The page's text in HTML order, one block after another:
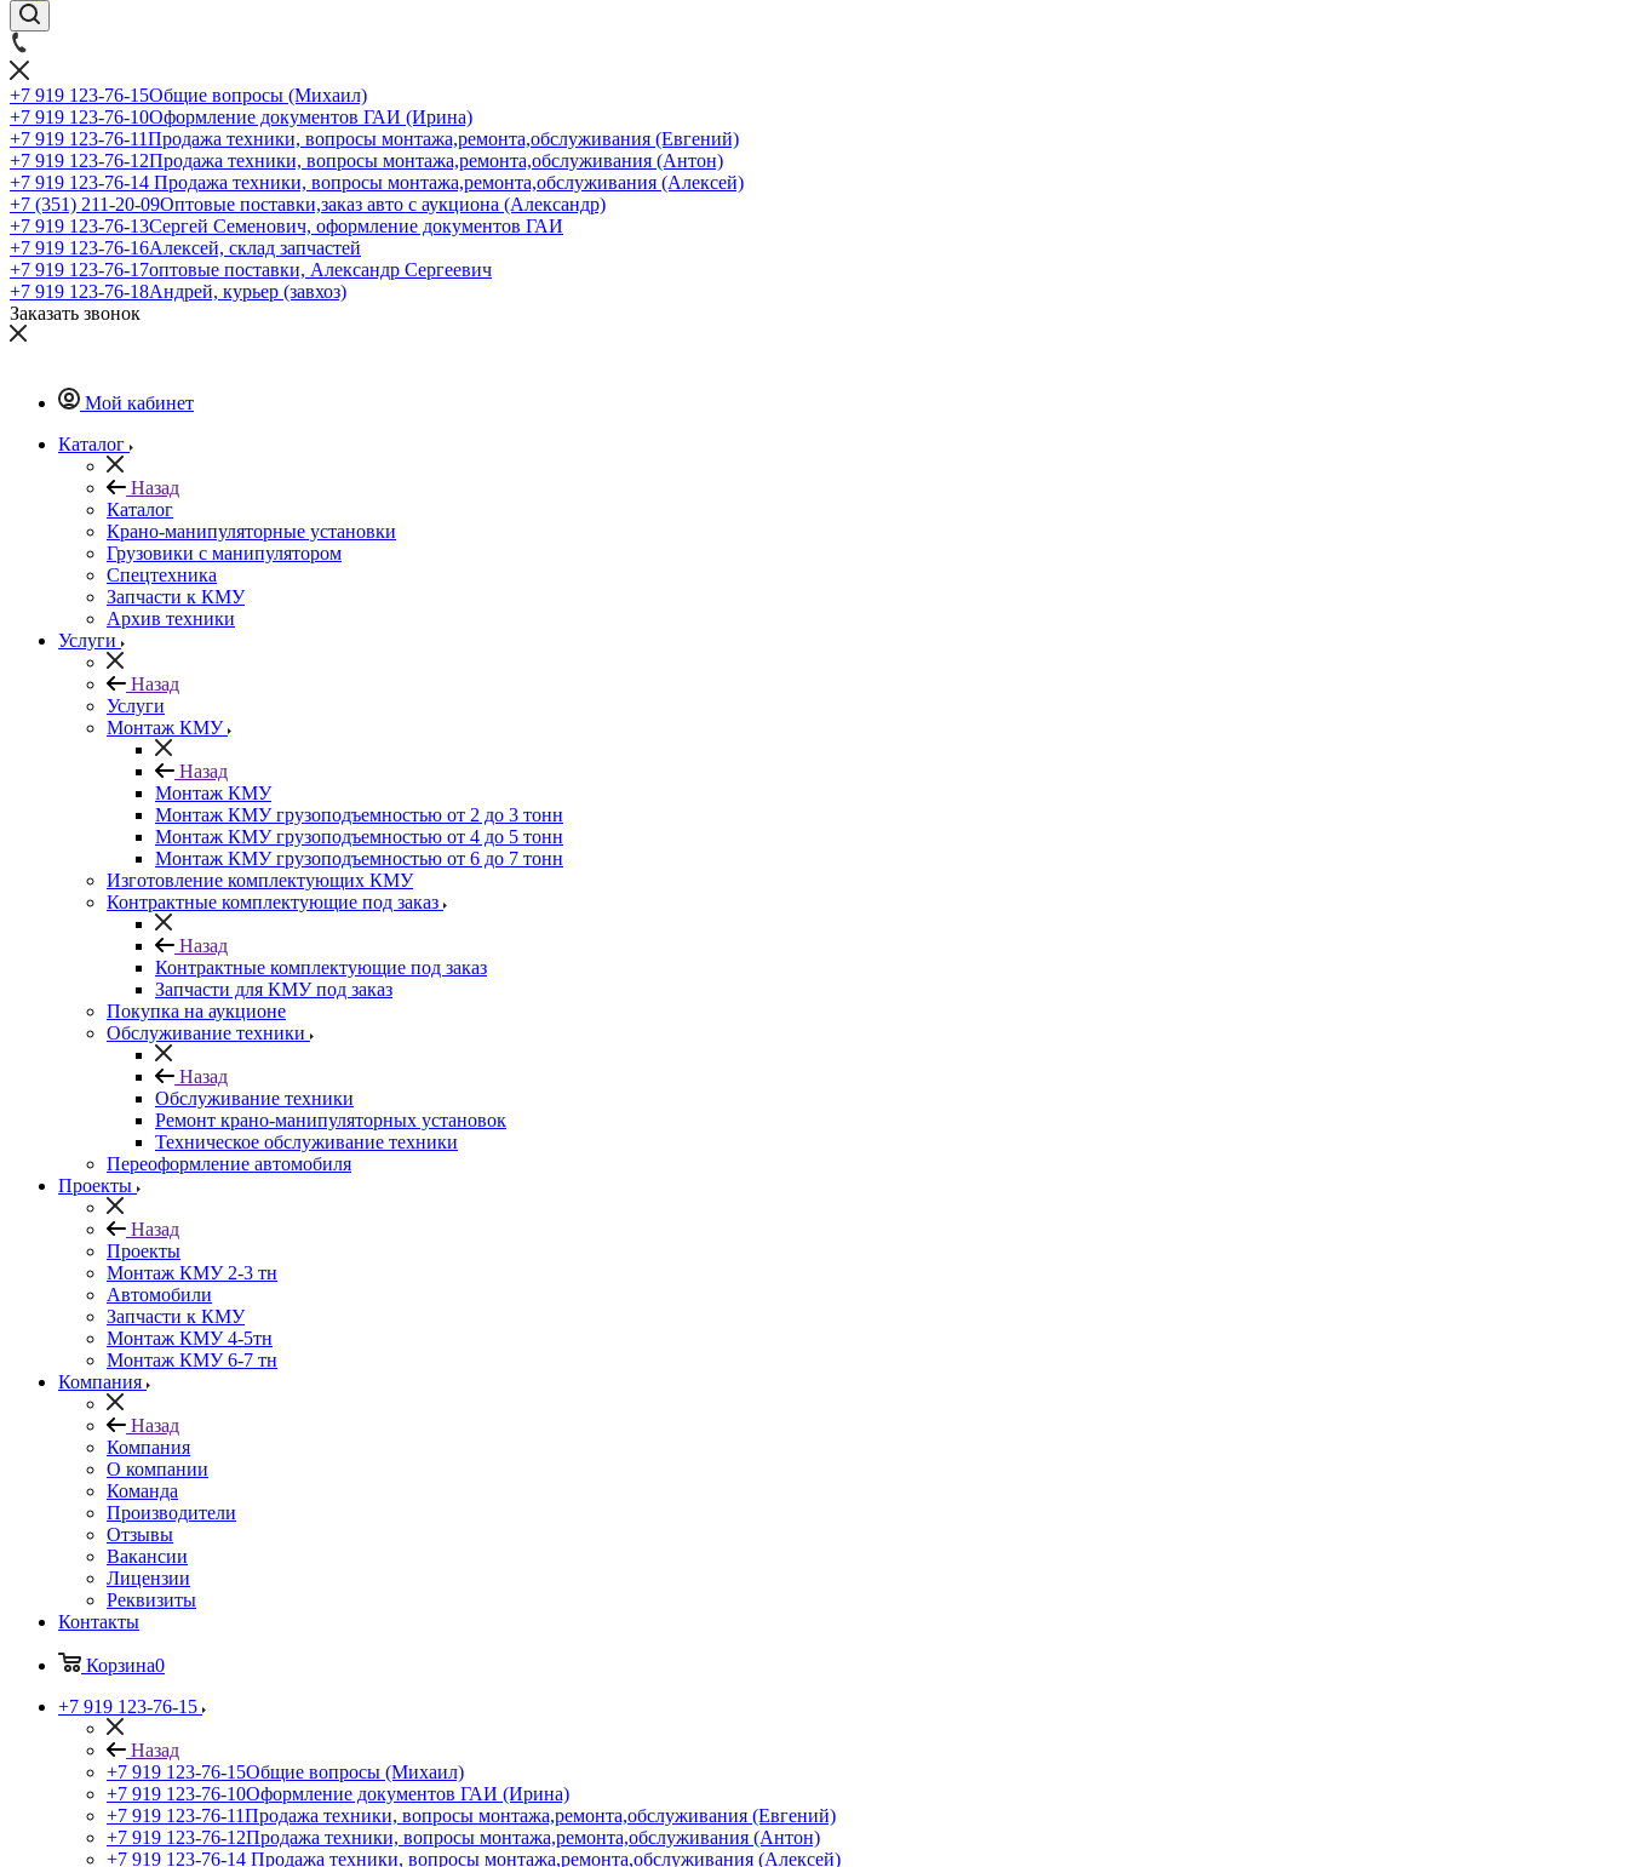
+7 919 123-76-15Общие вопросы (Михаил)
+7 919 123-76-10Оформление документов ГАИ (Ирина)
+7 919 123-76-11Продажа техники, вопросы монтажа,ремонта,обслуживания (Евгений)
+7 919 123-76-12Продажа техники, вопросы монтажа,ремонта,обслуживания (Антон)
+7 919 123-76-14 Продажа техники, вопросы монтажа,ремонта,обслуживания (Алексей)
+7 (351) 211-20-09Оптовые поставки,заказ авто с аукциона (Александр)
+7 919 123-76-13Сергей Семенович, оформление документов ГАИ
+7 919 123-76-16Алексей, склад запчастей
+7 919 123-76-17оптовые поставки, Александр Сергеевич
+7 919 123-76-18Андрей, курьер (завхоз)
Заказать звонок
Мой кабинет
Каталог
Назад
Каталог
Крано-манипуляторные установки
Грузовики с манипулятором
Спецтехника
Запчасти к КМУ
Архив техники
Услуги
Назад
Услуги
Монтаж КМУ
Назад
Монтаж КМУ
Монтаж КМУ грузоподъемностью от 2 до 3 тонн
Монтаж КМУ грузоподъемностью от 4 до 5 тонн
Монтаж КМУ грузоподъемностью от 6 до 7 тонн
Изготовление комплектующих КМУ
Контрактные комплектующие под заказ
Назад
Контрактные комплектующие под заказ
Запчасти для КМУ под заказ
Покупка на аукционе
Обслуживание техники
Назад
Обслуживание техники
Ремонт крано-манипуляторных установок
Техническое обслуживание техники
Переоформление автомобиля
Проекты
Назад
Проекты
Монтаж КМУ 2-3 тн
Автомобили
Запчасти к КМУ
Монтаж КМУ 4-5тн
Монтаж КМУ 6-7 тн
Компания
Назад
Компания
О компании
Команда
Производители
Отзывы
Вакансии
Лицензии
Реквизиты
Контакты
Корзина0
+7 919 123-76-15
Назад
+7 919 123-76-15Общие вопросы (Михаил)
+7 919 123-76-10Оформление документов ГАИ (Ирина)
+7 919 123-76-11Продажа техники, вопросы монтажа,ремонта,обслуживания (Евгений)
+7 919 123-76-12Продажа техники, вопросы монтажа,ремонта,обслуживания (Антон)
+7 919 123-76-14 Продажа техники, вопросы монтажа,ремонта,обслуживания (Алексей)